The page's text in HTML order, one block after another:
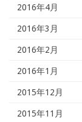
2016年4月
2016年3月
2016年2月
2016年1月
2015年12月
2015年11月